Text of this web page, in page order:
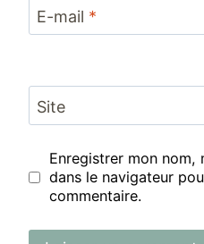
E-mail *
Site
Enregistrer mon nom,
dans le navigateur
commentaire.